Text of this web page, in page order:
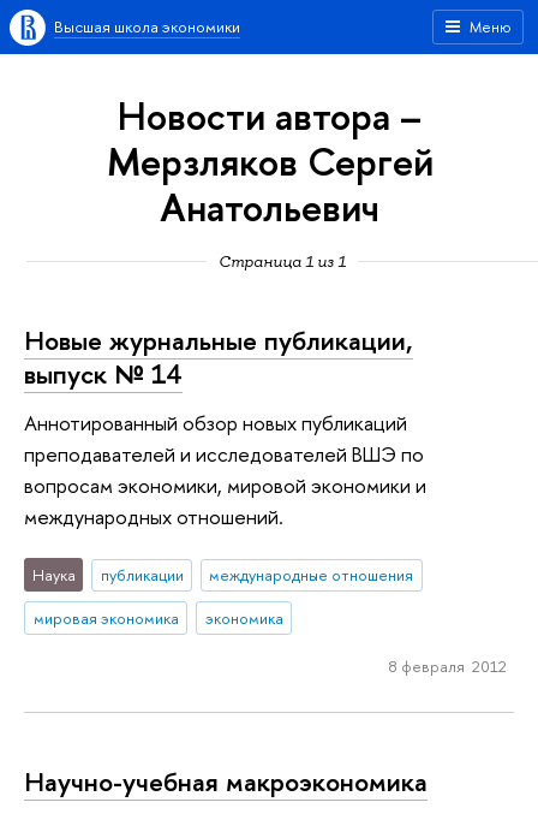
Меню
Высшая школа экономики
Новости автора –
Мерзляков Сергей
Анатольевич
Страница 1 из 1
Новые журнальные публикации,
выпуск № 14
Аннотированный обзор новых публикаций
преподавателей и исследователей ВШЭ по
вопросам экономики, мировой экономики и
международных отношений.
Наука публикации
международные отношения
мировая экономика
экономика
8 февраля 2012
Научно-учебная макроэкономика